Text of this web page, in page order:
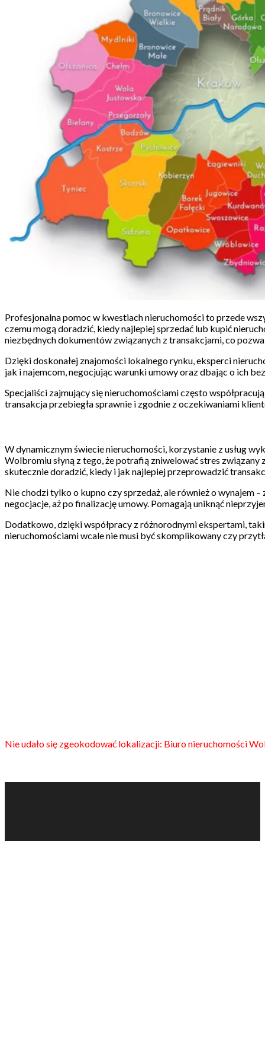
Profesjonalna pomoc w kwestiach nieruchomości to przede
czemu mogą doradzić, kiedy najlepiej sprzedać lub kupić
niezbędnych dokumentów związanych z transakcjami, co
Dzięki doskonałej znajomości lokalnego rynku, eksperci
jak i najemcom, negocjując warunki umowy oraz dbając o ich
Specjaliści zajmujący się nieruchomościami często
transakcja przebiegła sprawnie i zgodnie z oczekiwaniami
W dynamicznym świecie nieruchomości, korzystanie z usług
Wolbromiu słyną z tego, że potrafią zniwelować stres
skutecznie doradzić, kiedy i jak najlepiej przeprowadzić
Nie chodzi tylko o kupno czy sprzedaż, ale również o wynajem
negocjacje, aż po finalizację umowy. Pomagają uniknąć
Dodatkowo, dzięki współpracy z różnorodnymi ekspertami,
nieruchomościami wcale nie musi być skomplikowany czy
Nie udało się zgeokodować lokalizacji: Biuro nieruchomości